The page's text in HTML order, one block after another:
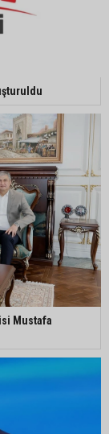
hayatını
Burnham uzaya
anız uyarısı
başladı
Mustafa